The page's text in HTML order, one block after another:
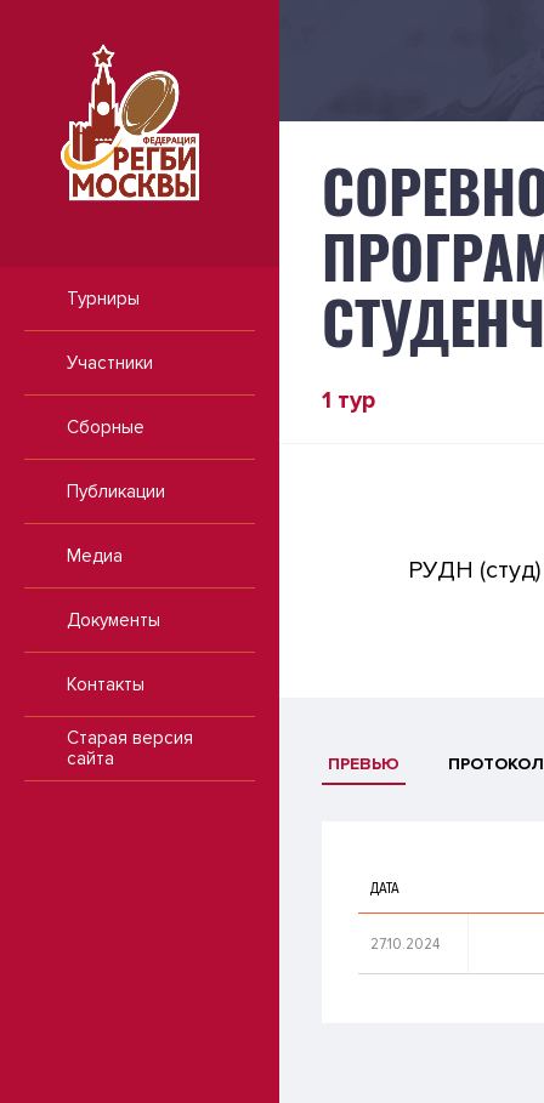
Турниры
Участники
Сборные
Публикации
Медиа
Документы
Контакты
Старая версия
сайта
1 тур
РУДН (студ)
ПРЕВЬЮ ПРОТОКОЛ
ДАТА
27.10.2024